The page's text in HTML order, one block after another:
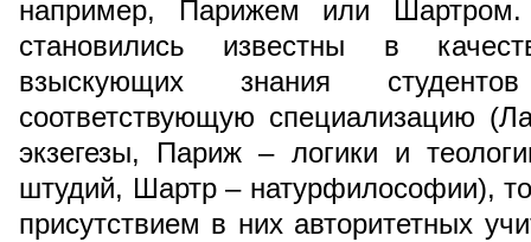
например, Парижем или
становились известны в
взыскующих знания
соответствующую специализацию
экзегезы, Париж – логики и
штудий, Шартр – натурфилософии),
присутствием в них авторитетных